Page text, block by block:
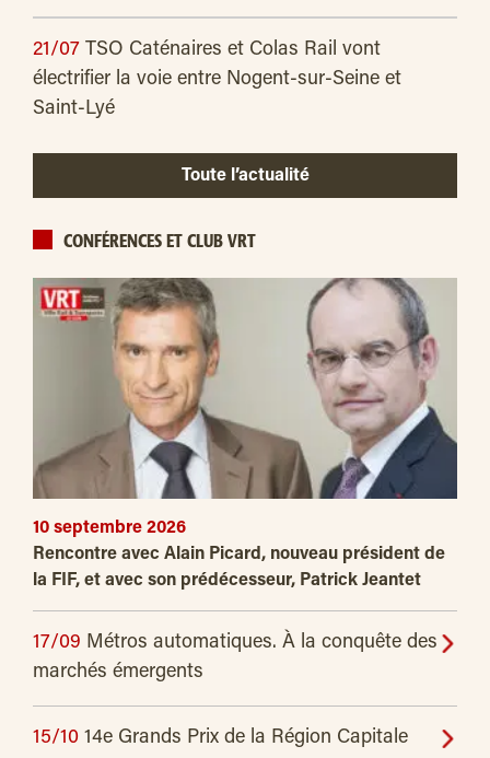
21/07 TSO Caténaires et Colas Rail vont
électrifier la voie entre Nogent-sur-Seine et
Saint-Lyé
Toute l’actualité
CONFÉRENCES ET CLUB VRT
10 septembre 2026
Rencontre avec Alain Picard, nouveau président de
la FIF, et avec son prédécesseur, Patrick Jeantet
17/09 Métros automatiques. À la conquête des
marchés émergents
15/10 14e Grands Prix de la Région Capitale